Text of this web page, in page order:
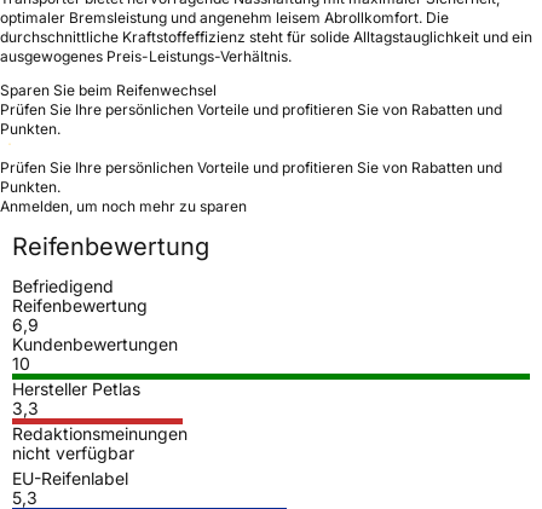
optimaler Bremsleistung und angenehm leisem Abrollkomfort. Die
durchschnittliche Kraftstoffeffizienz steht für solide Alltagstauglichkeit und ein
ausgewogenes Preis-Leistungs-Verhältnis.
Sparen Sie beim Reifenwechsel
Prüfen Sie Ihre persönlichen Vorteile und profitieren Sie von Rabatten und
Punkten.
Prüfen Sie Ihre persönlichen Vorteile und profitieren Sie von Rabatten und
Punkten.
Anmelden, um noch mehr zu sparen
Reifenbewertung
Befriedigend
Reifenbewertung
6,9
Kundenbewertungen
10
Hersteller Petlas
3,3
Redaktionsmeinungen
nicht verfügbar
EU-Reifenlabel
5,3